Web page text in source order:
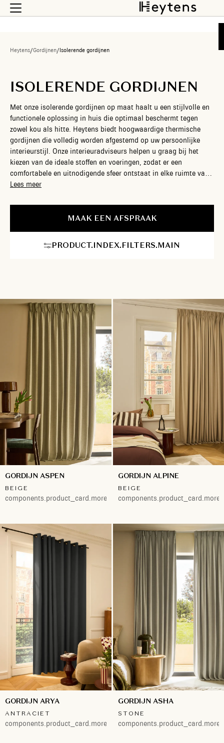
Heytens/Gordijnen/Isolerende gordijnen
ISOLERENDE GORDIJNEN
Met onze isolerende gordijnen op maat haalt u een stijlvolle en
functionele oplossing in huis die optimaal beschermt tegen
zowel kou als hitte. Heytens biedt hoogwaardige thermische
gordijnen die volledig worden afgestemd op uw persoonlijke
interieurstijl. Onze interieuradviseurs helpen u graag bij het
kiezen van de ideale stoffen en voeringen, zodat er een
comfortabele en uitnodigende sfeer ontstaat in elke ruimte van
uw woning. Dankzij deze op maat gemaakte thermische
binnentemperatuur en bespaart u tegelijkertijd op uw
energiefactuur. Heytens begeleidt u bovendien bij uw volledige
zorgt voor een vlekkeloze plaatsing. Geef uw interieur dat extra
Lees meer
MAAK EEN AFSPRAAK
PRODUCT.INDEX.FILTERS.MAIN
GORDIJN ASPEN
BEIGE
components.product_card.more.both
GORDIJN ALPINE
BEIGE
GORDIJN ARYA
ANTRACIET
components.product_card.more.both
GORDIJN ASHA
STONE